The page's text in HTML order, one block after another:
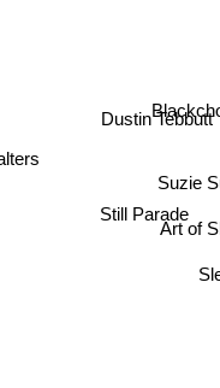
Dustin Tebbutt
Suzie
Art of
Still Parade